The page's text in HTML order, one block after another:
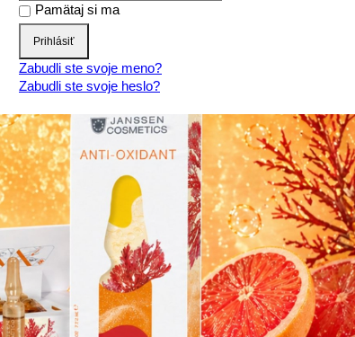
Pamätaj si ma
Prihlásiť
Zabudli ste svoje meno?
Zabudli ste svoje heslo?
Produkty JANSSEN
Dry skin - Suchá pleť
Sensitive skin - Citlivá pleť
Oily skin - Mastná pleť
Combination skin - Zmiešaná pleť
Demanding skin - Náročná pleť
Mature skin - Zrelá pleť
Longevity Care - Dlhovekosť pleti
Fair skin - Bielenie pleti
All skin needs - Všetky typy pleti
Trend edition - Nové trendy